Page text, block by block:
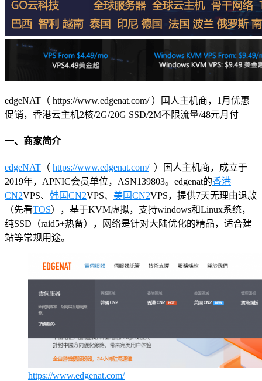
edgeNAT（ https://www.edgenat.com/ ）国人主机商，1月优惠
促销，香港云主机2核/2G/20G SSD/2M不限流量/48元月付
一、商家简介
edgeNAT （ https://www.edgenat.com/）国人主机商，成立于
2019年，APNIC会员单位，ASN139803。edgenat的香港
CN2VPS、 韩国CN2VPS、 美国CN2VPS，提供7天无理由退款
（先看TOS），基于KVM虚拟，支持windows和Linux系统，
纯SSD（raid5+热备），网络是针对大陆优化的精品，适合建
站等常规用途。
https://www.edgenat.com/